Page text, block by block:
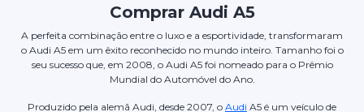
Comprar Audi A5
A perfeita combinação entre o luxo e a esportividade, transformaram
o Audi A5 em um êxito reconhecido no mundo inteiro. Tamanho foi o
seu sucesso que, em 2008, o Audi A5 foi nomeado para o Prêmio
Mundial do Automóvel do Ano.
Produzido pela alemã Audi, desde 2007, o Audi A5 é um veículo de